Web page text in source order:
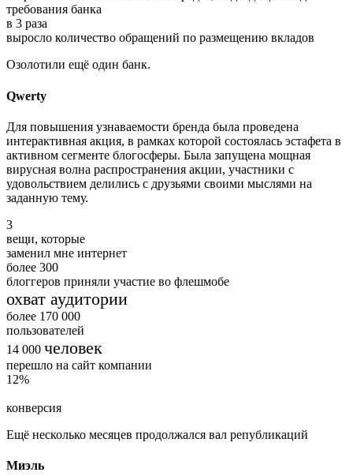
требования банка
в 3 раза
выросло количество обращений по размещению вкладов
Озолотили ещё один банк.
Qwerty
Для повышения узнаваемости бренда была проведена
интерактивная акция, в рамках которой состоялась эстафета в
активном сегменте блогосферы. Была запущена мощная
вирусная волна распространения акции, участники с
удовольствием делились с друзьями своими мыслями на
заданную тему.
3
вещи, которые
заменил мне интернет
более 300
блоггеров приняли участие во флешмобе
охват аудитории
более 170 000
пользователей
14 000 человек
перешло на сайт компании
12%
конверсия
Ещё несколько месяцев продолжался вал републикаций
Миэль